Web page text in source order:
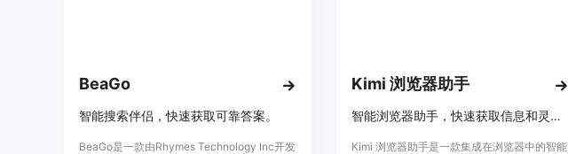
BeaGo
智能搜索伴侣，快速获取可靠答案。
BeaGo是一款由Rhymes Technology Inc开发
Kimi 浏览器助手
智能浏览器助手，快速获取信息和灵感。
Kimi 浏览器助手是一款集成在浏览器中的智能